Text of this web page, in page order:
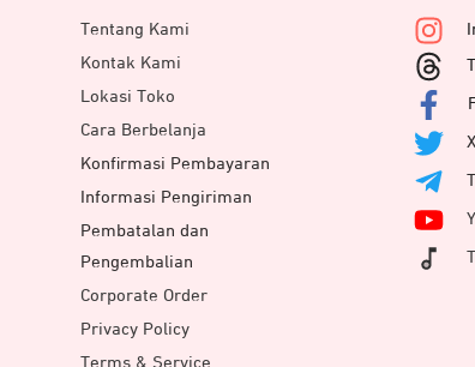
Tentang Kami
Kontak Kami
Lokasi Toko
Cara Berbelanja
Konfirmasi Pembayaran
Informasi Pengiriman
Pembatalan dan
Pengembalian
Corporate Order
Privacy Policy
Terms & Service
X